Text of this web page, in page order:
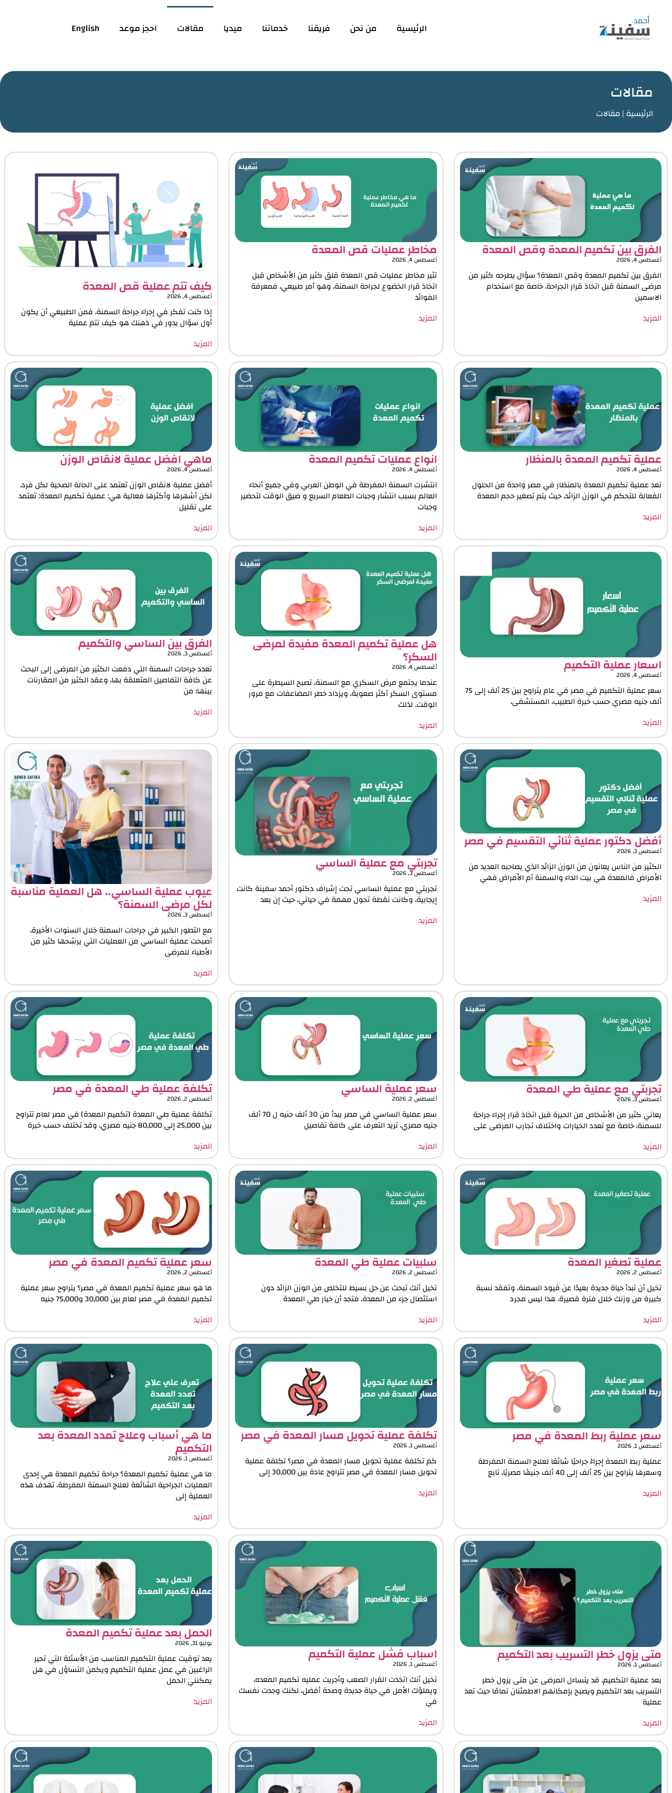
الرئيسية من نحن فريقنا خدماتنا ميديا مقالات احجز موعد English
مقالات
الرئيسية | مقالات
الفرق بين تكميم المعدة وقص المعدة
أغسطس 4, 2026
الفرق بين تكميم المعدة وقص المعدة؟ سؤال يطرحه كثير من
مرضى السمنة قبل اتخاذ قرار الجراحة، خاصة مع استخدام
الاسمين
المزيد
مخاطر عمليات قص المعدة
أغسطس 4, 2026
تثير مخاطر عمليات قص المعدة قلق كثير من الأشخاص قبل
اتخاذ قرار الخضوع لجراحة السمنة، وهو أمر طبيعي، فمعرفة
الفوائد
المزيد
كيف تتم عملية قص المعدة
أغسطس 4, 2026
إذا كنت تفكر في إجراء جراحة السمنة، فمن الطبيعي أن يكون
أول سؤال يدور في ذهنك هو كيف تتم عملية
المزيد
عملية تكميم المعدة بالمنظار
أغسطس 4, 2026
تعد عملية تكميم المعدة بالمنظار في مصر واحدة من الحلول
الفعالة للتحكم في الوزن الزائد، حيث يتم تصغير حجم المعدة
المزيد
انواع عمليات تكميم المعدة
أغسطس 4, 2026
انتشرت السمنة المفرطة في الوطن العربي وفي جميع أنحاء
العالم بسبب انتشار وجبات الطعام السريع و ضيق الوقت لتحضير
وجبات
المزيد
ماهي افضل عملية لانقاص الوزن
أغسطس 4, 2026
أفضل عملية لانقاص الوزن تعتمد على الحالة الصحية لكل فرد،
لكن أشهرها وأكثرها فعالية هي: عملية تكميم المعدة: تعتمد
على تقليل
المزيد
اسعار عملية التكميم
أغسطس 4, 2026
سعر عملية التكميم في مصر في عام يتراوح بين 25 ألف إلى 75
ألف جنيه مصري حسب خبرة الطبيب، المستشفى،
المزيد
هل عملية تكميم المعدة مفيدة لمرضى
السكر؟
أغسطس 4, 2026
عندما يجتمع مرض السكري مع السمنة، تصبح السيطرة على
مستوى السكر أكثر صعوبة، ويزداد خطر المضاعفات مع مرور
الوقت. لذلك
المزيد
الفرق بين الساسي والتكميم
أغسطس 3, 2026
تعدد جراحات السمنة التي دفعت الكثير من المرضى إلى البحث
عن كافة التفاصيل المتعلقة بها، وعقد الكثير من المقارنات
بينها؛ من
المزيد
أفضل دكتور عملية ثنائي التقسيم في مصر
أغسطس 3, 2026
الكثير من الناس يعانون من الوزن الزائد الذي يصاحبه العديد من
الأمراض فالمعدة هي بيت الداء والسمنة أم الأمراض فهي
المزيد
تجربتي مع عملية الساسي
أغسطس 3, 2026
تجربتي مع عملية الساسي تحت إشراف دكتور أحمد سفينة كانت
إيجابية، وكانت نقطة تحول مهمة في حياتي، حيث إن بعد
المزيد
عيوب عملية الساسي.. هل العملية مناسبة
لكل مرضى السمنة؟
أغسطس 3, 2026
مع التطور الكبير في جراحات السمنة خلال السنوات الأخيرة،
أصبحت عملية الساسي من العمليات التي يرشحها كثير من
الأطباء للمرضى
المزيد
تجربتي مع عملية طي المعدة
أغسطس 3, 2026
يعاني كثير من الأشخاص من الحيرة قبل اتخاذ قرار إجراء جراحة
للسمنة، خاصة مع تعدد الخيارات واختلاف تجارب المرضى على
المزيد
سعر عملية الساسي
أغسطس 2, 2026
سعر عملية الساسي في مصر يبدأ من 30 ألف جنيه ل 70 ألف
جنيه مصري، تريد التعرف على كافة تفاصيل
المزيد
تكلفة عملية طي المعدة في مصر
أغسطس 2, 2026
تكلفة عملية طي المعدة (تكميم المعدة) في مصر لعام تتراوح
بين 25,000 إلى 80,000 جنيه مصري، وقد تختلف حسب خبرة
المزيد
عملية تصغير المعدة​
أغسطس 2, 2026
تخيل أن تبدأ حياة جديدة بعيدًا عن قيود السمنة، وتفقد نسبة
كبيرة من وزنك خلال فترة قصيرة. هذا ليس مجرد
المزيد
سلبيات عملية طي المعدة
أغسطس 2, 2026
تخيل أنك تبحث عن حل بسيط للتخلص من الوزن الزائد دون
استئصال جزء من المعدة، فتجد أن خيار طي المعدة
المزيد
سعر عملية تكميم المعدة في مصر
أغسطس 2, 2026
ما هو سعر عملية تكميم المعدة في مصر؟ يتراوح سعر عملية
تكميم المعدة في مصر لعام بين 30,000 و75,000 جنيه
المزيد
سعر عملية ربط المعدة في مصر
أغسطس 1, 2026
عملية ربط المعدة إجراءً جراحيًا شائعًا لعلاج السمنة المفرطة
وسعرها يتراوح بين 25 ألف إلى 40 ألف جنيهًا مصريًا، تابع
المزيد
تكلفة عملية تحويل مسار المعدة في مصر
أغسطس 1, 2026
كم تكلفة عملية تحويل مسار المعدة في مصر؟ تكلفة عملية
تحويل مسار المعدة في مصر تتراوح عادة بين 30,000 إلى
المزيد
ما هي أسباب وعلاج تمدد المعدة بعد
التكميم
أغسطس 1, 2026
ما هي عملية تكميم المعدة؟ جراحة تكميم المعدة هي إحدى
العمليات الجراحية الشائعة لعلاج السمنة المفرطة، تهدف هذه
العملية إلى
المزيد
متى يزول خطر التسريب بعد التكميم
أغسطس 1, 2026
بعد عملية التكميم، قد يتساءل المرضى عن متى يزول خطر
التسريب بعد التكميم ويصبح بإمكانهم الاطمئنان تمامًا حيث تعد
عملية
المزيد
اسباب فشل عملية التكميم ​
أغسطس 1, 2026
تخيل أنك اتخذت القرار الصعب وأجريت عمليه تكميم المعده،
ويملؤك الأمل في حياة جديدة وصحة أفضل، لكنك وجدت نفسك
في
المزيد
الحمل بعد عملية تكميم المعدة
يوليو 31, 2026
يعد توقيت عملية التكميم المناسب من الأسئلة التي تحير
الراغبين في عمل عملية التكميم ويكمن التساؤل في هل
يمكنني الحمل
المزيد